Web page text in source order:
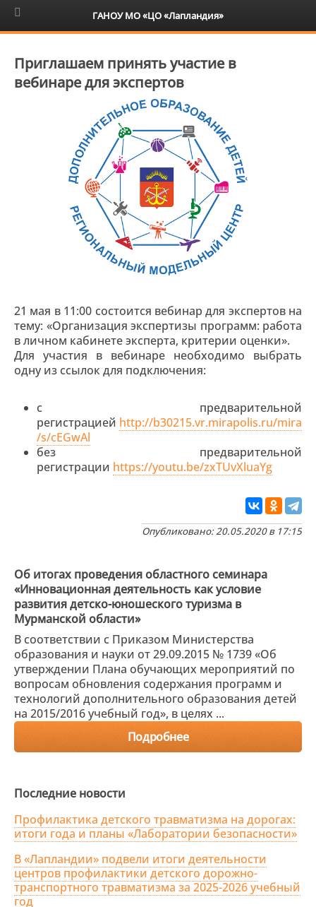
6+
Приглашаем принять участие в
вебинаре для экспертов
21 мая в 11:00 состоится вебинар для экспертов на
тему: «Организация экспертизы программ: работа
в личном кабинете эксперта, критерии оценки».
Для участия в вебинаре необходимо выбрать
одну из ссылок для подключения:
с предварительной
регистрацией http://b30215.vr.mirapolis.ru/mira
/s/cEGwAl
без предварительной
регистрации https://youtu.be/zxTUvXluaYg
Опубликовано: 20.05.2020 в 17:15
Об итогах проведения областного семинара
«Инновационная деятельность как условие
развития детско-юношеского туризма в
Мурманской области»
В соответствии с Приказом Министерства
образования и науки от 29.09.2015 № 1739 «Об
утверждении Плана обучающих мероприятий по
вопросам обновления содержания программ и
технологий дополнительного образования детей
на 2015/2016 учебный год», в целях ...
Подробнее
Последние новости
Профилактика детского травматизма на дорогах:
итоги года и планы «Лаборатории безопасности»
В «Лапландии» подвели итоги деятельности
центров профилактики детского дорожно-
транспортного травматизма за 2025-2026 учебный
год
ГАНОУ МО «ЦО «Лапландия»